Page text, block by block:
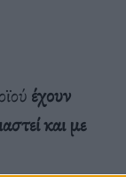
έχουν
και με